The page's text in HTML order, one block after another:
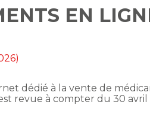
EN
dédié à la vente de
revue à compter du 30 avril